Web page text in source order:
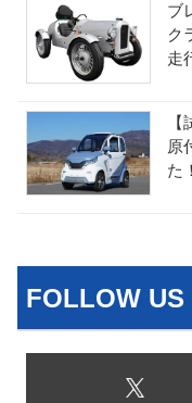
ブ
ク
走
原
た
FOLLOW US